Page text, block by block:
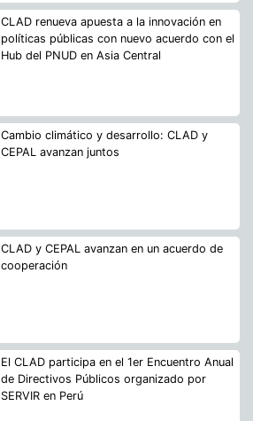
CLAD renueva apuesta a la innovación en
políticas públicas con nuevo acuerdo con el
Hub del PNUD en Asia Central
Cambio climático y desarrollo: CLAD y
CEPAL avanzan juntos
CLAD y CEPAL avanzan en un acuerdo de
cooperación
El CLAD participa en el 1er Encuentro Anual
de Directivos Públicos organizado por
SERVIR en Perú